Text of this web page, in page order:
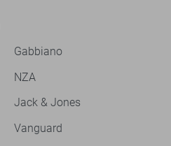
Gabbiano
NZA
Jack & Jones
Vanguard